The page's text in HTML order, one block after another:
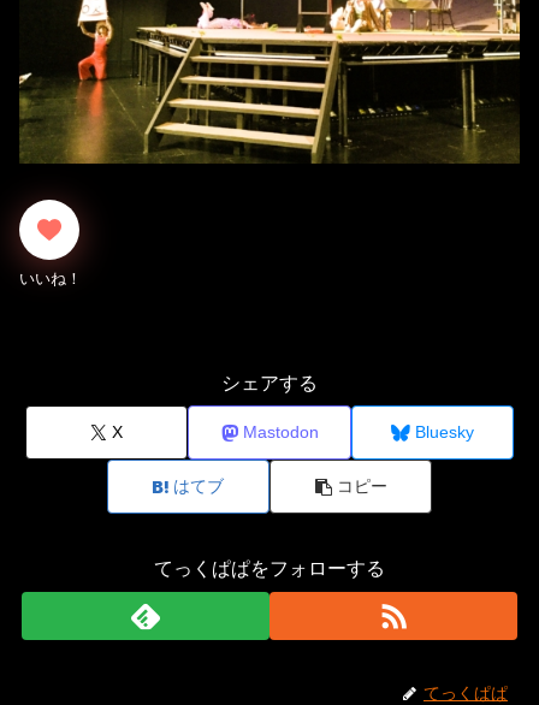
シェアする
X Mastodon Bluesky
はてブ コピー
てっくぱぱをフォローする
てっくぱぱ